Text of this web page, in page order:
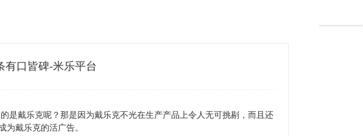
有口皆碑-米乐平台
是戴乐克呢？那是因为戴乐克不光在生产产品上令人无可挑剔，而且还
为戴乐克的活广告。